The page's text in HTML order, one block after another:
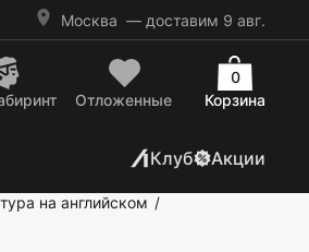
Москва — доставим 9 авг.
Отложенные Корзина
0
Клуб Акции
на английском /